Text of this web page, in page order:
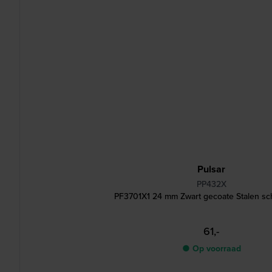
Pulsar
PP432X
PF3701X1 24 mm Zwart gecoate Stalen
61,-
● Op voorraad